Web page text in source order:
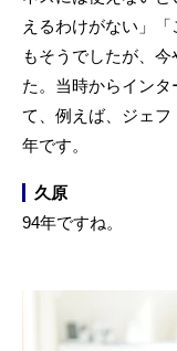
えるわけがない」
もそうでしたが、
た。当時からイン
て、例えば、ジェ
年です。
久原
94年ですね。